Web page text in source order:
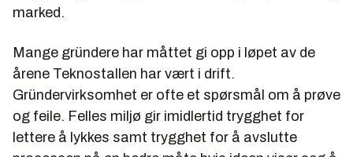
marked.
Mange gründere har måttet gi opp i løpet av de
årene Teknostallen har vært i drift.
Gründervirksomhet er ofte et spørsmål om å prøve
og feile. Felles miljø gir imidlertid trygghet for
lettere å lykkes samt trygghet for å avslutte